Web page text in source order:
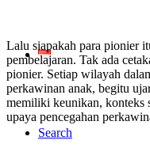
Search
Lalu siapakah para pionier
pembelajaran. Tak ada
pionier. Setiap wilayah
perkawinan anak, begitu
memiliki keunikan, konteks
upaya pencegahan